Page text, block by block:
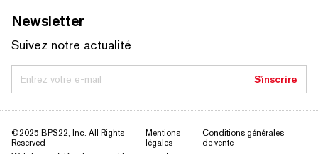
Newsletter
Suivez notre actualité
Entrez votre e-mail S'inscrire
©2025 BPS22, Inc. All Rights
Reserved
Mentions
légales
Conditions générales
de vente